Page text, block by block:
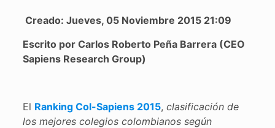
Creado: Jueves, 05 Noviembre 2015 21:09
Escrito por Carlos Roberto Peña Barrera (CEO
Sapiens Research Group)
El Ranking Col-Sapiens 2015, clasificación de
los mejores colegios colombianos según